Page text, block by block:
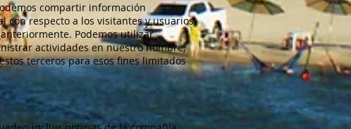
compartir información
con respecto a los visitantes y usuarios
Podemos utilizar
actividades en nuestro nombre,
terceros para esos fines limitados